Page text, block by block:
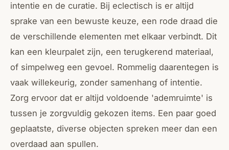
intentie en de curatie. Bij eclectisch is er altijd
sprake van een bewuste keuze, een rode draad die
de verschillende elementen met elkaar verbindt. Dit
kan een kleurpalet zijn, een terugkerend materiaal,
of simpelweg een gevoel. Rommelig daarentegen is
vaak willekeurig, zonder samenhang of intentie.
Zorg ervoor dat er altijd voldoende 'ademruimte' is
tussen je zorgvuldig gekozen items. Een paar goed
geplaatste, diverse objecten spreken meer dan een
overdaad aan spullen.